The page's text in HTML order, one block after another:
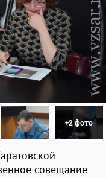
+2 фото
совещание